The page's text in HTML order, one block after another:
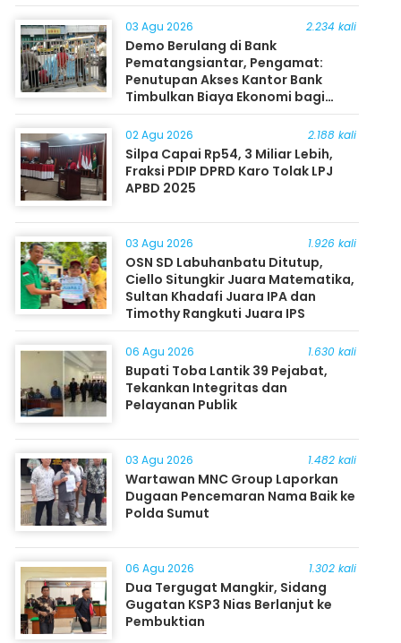
03 Agu 2026 2.234 kali
Demo Berulang di Bank
Pematangsiantar, Pengamat:
Penutupan Akses Kantor Bank
Timbulkan Biaya Ekonomi bagi
Masyarakat
02 Agu 2026 2.188 kali
Silpa Capai Rp54, 3 Miliar Lebih,
Fraksi PDIP DPRD Karo Tolak LPJ
APBD 2025
03 Agu 2026 1.926 kali
OSN SD Labuhanbatu Ditutup,
Ciello Situngkir Juara Matematika,
Sultan Khadafi Juara IPA dan
Timothy Rangkuti Juara IPS
06 Agu 2026 1.630 kali
Bupati Toba Lantik 39 Pejabat,
Tekankan Integritas dan
Pelayanan Publik
03 Agu 2026 1.482 kali
Wartawan MNC Group Laporkan
Dugaan Pencemaran Nama Baik ke
Polda Sumut
06 Agu 2026 1.302 kali
Dua Tergugat Mangkir, Sidang
Gugatan KSP3 Nias Berlanjut ke
Pembuktian